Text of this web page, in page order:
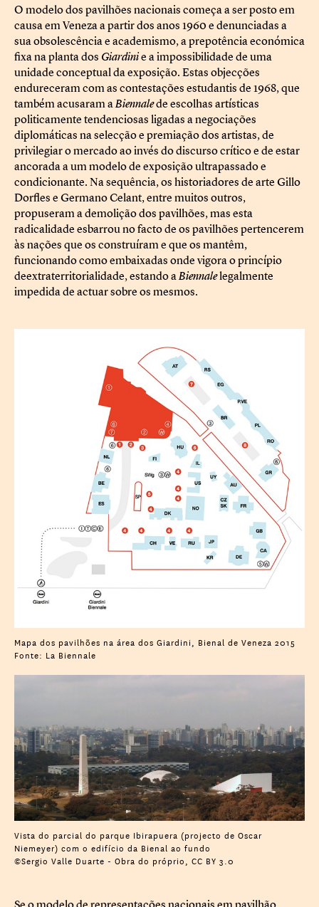
O modelo dos pavilhões nacionais começa a ser posto em
causa em Veneza a partir dos anos 1960 e denunciadas a
sua obsolescência e academismo, a prepotência económica
fixa na planta dos Giardinie a impossibilidade de uma
unidade conceptual da exposição. Estas objecções
endureceram com as contestações estudantis de 1968, que
também acusaram aBiennalede escolhas artísticas
politicamente tendenciosas ligadas a negociações
diplomáticas na selecção e premiação dos artistas, de
privilegiar o mercado ao invés do discurso crítico e de estar
ancorada a um modelo de exposição ultrapassado e
condicionante. Na sequência, os historiadores de arte Gillo
Dorfles e Germano Celant, entre muitos outros,
propuseram a demolição dos pavilhões, mas esta
radicalidade esbarrou no facto de os pavilhões pertencerem
às nações que os construíram e que os mantêm,
funcionando como embaixadas onde vigora o princípio
deextraterritorialidade, estando aBiennalelegalmente
impedida de actuar sobre os mesmos.
Mapa dos pavilhões na área dos Giardini, Bienal de Veneza 2015
Fonte: La Biennale
Vista do parcial do parque Ibirapuera (projecto de Oscar
Niemeyer) com o edifício da Bienal ao fundo
©Sergio Valle Duarte - Obra do próprio, CC BY 3.0
Se o modelo de representações nacionais em pavilhão